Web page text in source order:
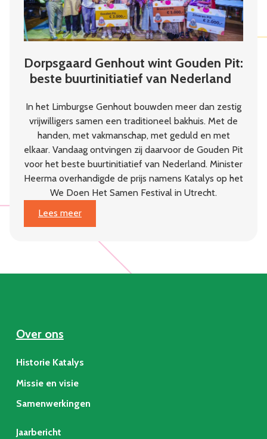
Dorpsgaard Genhout wint Gouden Pit:
beste buurtinitiatief van Nederland
In het Limburgse Genhout bouwden meer dan zestig
vrijwilligers samen een traditioneel bakhuis. Met de
handen, met vakmanschap, met geduld en met
elkaar. Vandaag ontvingen zij daarvoor de Gouden Pit
voor het beste buurtinitiatief van Nederland. Minister
Heerma overhandigde de prijs namens Katalys op het
We Doen Het Samen Festival in Utrecht.
Lees meer
:
Dorpsgaard
Nederland
Over ons
Historie Katalys
Missie en visie
Samenwerkingen
Jaarbericht